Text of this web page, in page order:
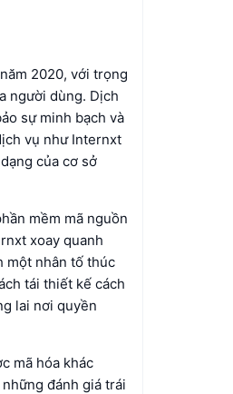
2020, với trọng
người dùng. Dịch
sự minh bạch và
vụ như Internxt
của cơ sở
mềm mã nguồn
xoay quanh
một nhân tố thúc
tái thiết kế cách
lai nơi quyền
mã hóa khác
đánh giá trái